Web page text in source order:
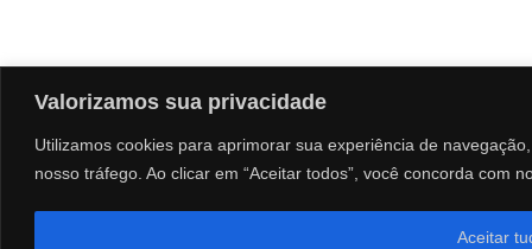
Valorizamos sua privacidade
Utilizamos cookies para aprimorar sua experiência de
nosso tráfego. Ao clicar em “Aceitar todos”, você concorda com
Aceitar